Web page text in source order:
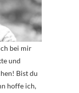
bei mir
und
Bist du
hoffe ich,